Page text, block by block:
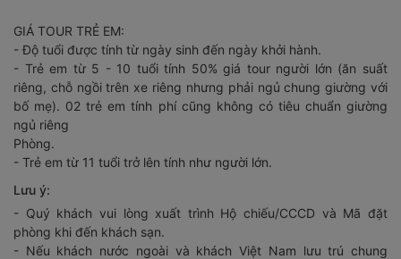
chợ đêm Dinh Cậu, Quý khách tự do dạo chợ, mua sắm,
thưởng thức đặc sản và khám phá vẻ đẹp về đêm của
Đảo Ngọc.
GIÁ TOUR TRẺ EM:
- Độ tuổi được tính từ ngày sinh đến ngày khởi hành.
- Trẻ em từ 5 - 10 tuổi tính 50% giá tour người lớn (ăn suất
riêng, chỗ ngồi trên xe riêng nhưng phải ngủ chung giường với
bố mẹ). 02 trẻ em tính phí cũng không có tiêu chuẩn giường
ngủ riêng
Phòng.
- Trẻ em từ 11 tuổi trở lên tính như người lớn.
Lưu ý:
- Quý khách vui lòng xuất trình Hộ chiếu/CCCD và Mã đặt
phòng khi đến khách sạn.
- Nếu khách nước ngoài và khách Việt Nam lưu trú chung